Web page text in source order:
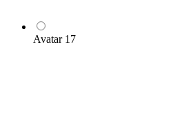
Avatar 17